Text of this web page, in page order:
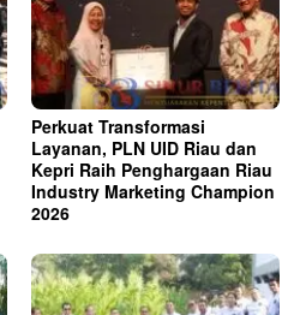
Perkuat Transformasi
Layanan, PLN UID Riau dan
Kepri Raih Penghargaan Riau
Industry Marketing Champion
2026